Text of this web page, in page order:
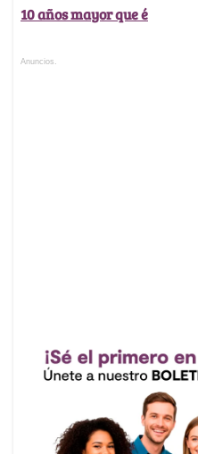
10 años mayor que é
Anuncios.